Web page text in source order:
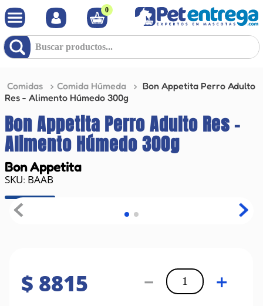
0
Buscar productos...
Comidas Comida Húmeda
Bon Appetita Perro Adulto
Res - Alimento Húmedo 300g
Bon Appetita Perro Adulto Res -
Alimento Húmedo 300g
Bon Appetita
: BAAB
$ 8815 ＋
－